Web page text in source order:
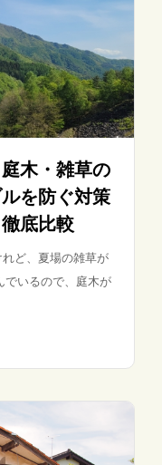
木・雑草の
を防ぐ対策
底比較
れど、夏場の雑草が
でいるので、庭木が